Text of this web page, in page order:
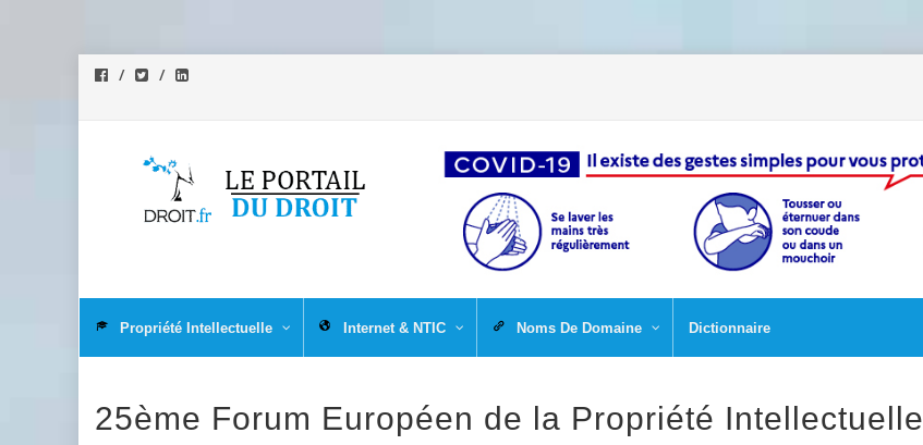
contenu
Propriété Intellectuelle Internet & NTIC Noms De Domaine Dictionnaire
25ème Forum Européen de la Propriété Intellectuelle